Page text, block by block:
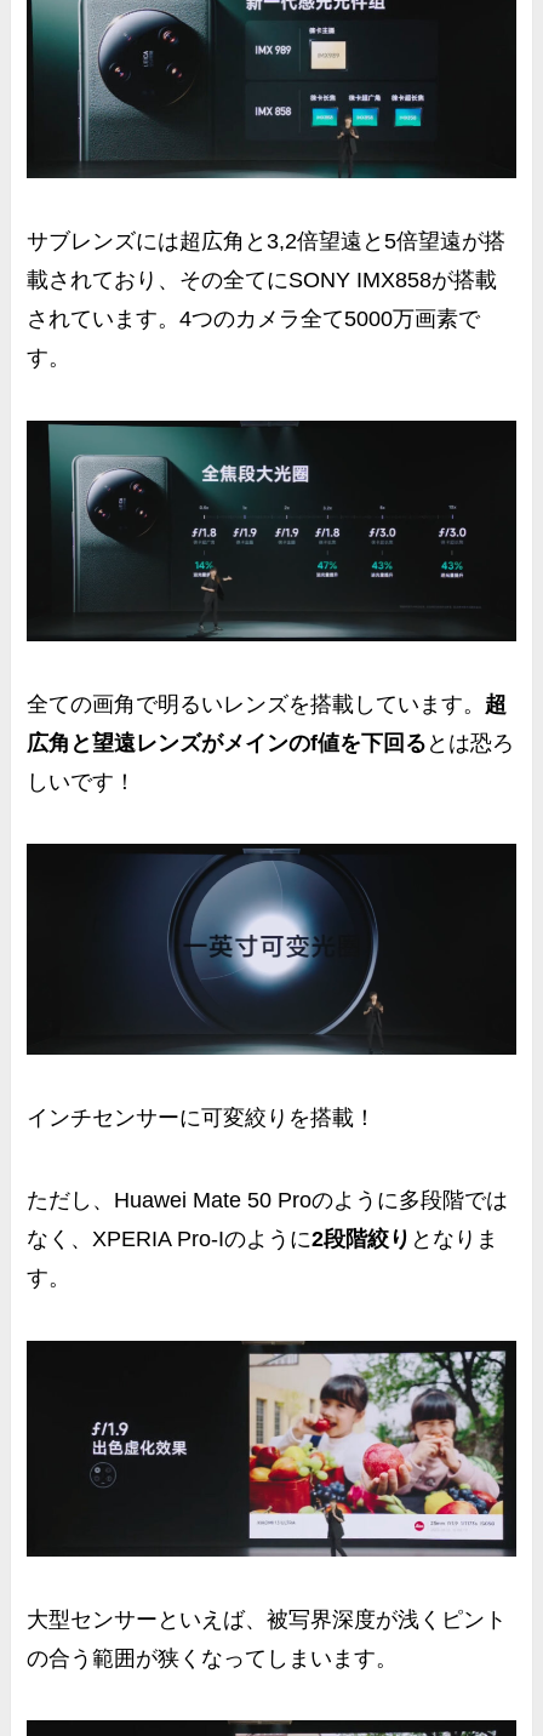
サブレンズには超広角と3,2倍望遠と5倍望遠が搭
載されており、その全てにSONY IMX858が搭載
されています。4つのカメラ全て5000万画素で
す。
全ての画角で明るいレンズを搭載しています。 超
広角と望遠レンズがメインのf値を下回る とは恐ろ
しいです！
インチセンサーに可変絞りを搭載！
ただし、Huawei Mate 50 Proのように多段階では
なく、XPERIA Pro-Iのように2段階絞り となりま
す。
大型センサーといえば、被写界深度が浅く ピント
の合う範囲が狭くなってしまいます。